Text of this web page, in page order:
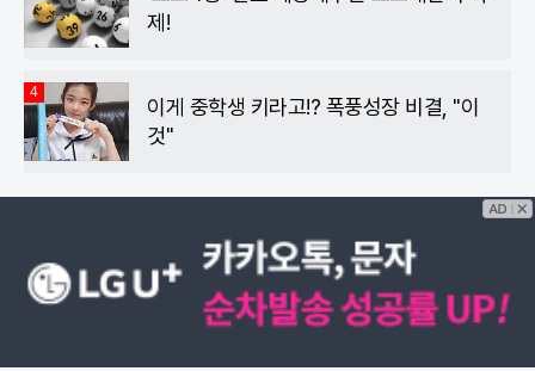
제!
4
이게 중학생 키라고!? 폭풍성장 비결, "이
것"